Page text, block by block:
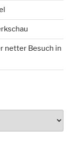
netter Besuch in